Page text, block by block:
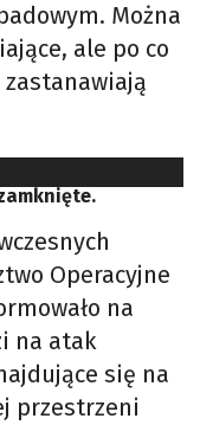
Można
ale po co
zastanawiają
Operacyjne
na
na atak
się na
przestrzeni